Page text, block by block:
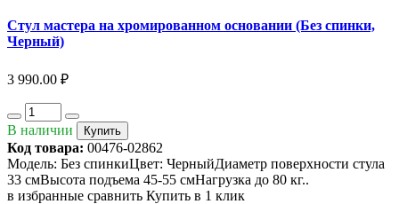
Стул мастера на хромированном основании (Без спинки,
Черный)
3 990.00 ₽
В наличии Купить
Код товара: 00476-02862
Модель: Без спинкиЦвет: ЧерныйДиаметр поверхности стула
33 смВысота подъема 45-55 смНагрузка до 80 кг..
в избранные сравнить Купить в 1 клик